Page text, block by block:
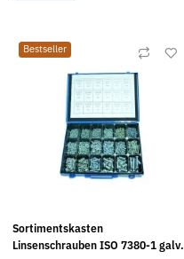
Bestseller
Sortimentskasten
Linsenschrauben ISO 7380-1 galv.